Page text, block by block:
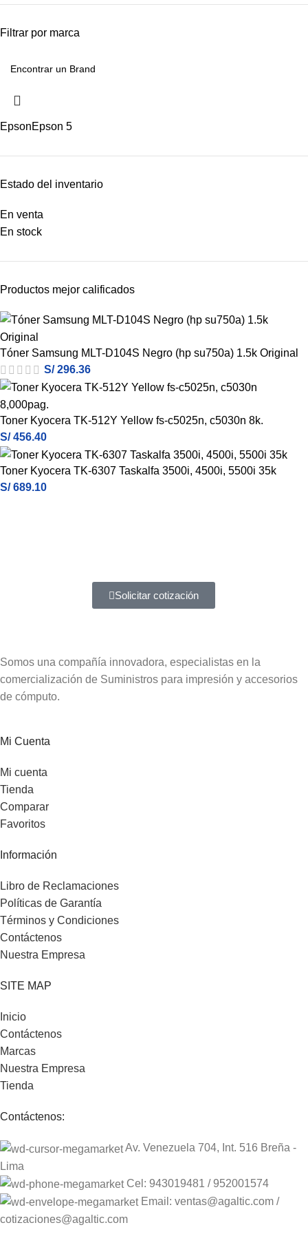
Filtrar por marca
EpsonEpson 5
Estado del inventario
En venta
En stock
Productos mejor calificados
Tóner Samsung MLT-D104S Negro (hp su750a) 1.5k Original
S/296.36
Toner Kyocera TK-512Y Yellow fs-c5025n, c5030n 8k.
S/456.40
Toner Kyocera TK-6307 Taskalfa 3500i, 4500i, 5500i 35k
S/689.10
Solicitar cotización
Somos una compañía innovadora, especialistas en la
comercialización de Suministros para impresión y accesorios
de cómputo.
Mi Cuenta
Mi cuenta
Tienda
Comparar
Favoritos
Información
Libro de Reclamaciones
Políticas de Garantía
Términos y Condiciones
Contáctenos
Nuestra Empresa
SITE MAP
Inicio
Contáctenos
Marcas
Nuestra Empresa
Tienda
Contáctenos:
Av. Venezuela 704, Int. 516 Breña -
Lima
Cel: 943019481 / 952001574
Email: ventas@agaltic.com /
cotizaciones@agaltic.com